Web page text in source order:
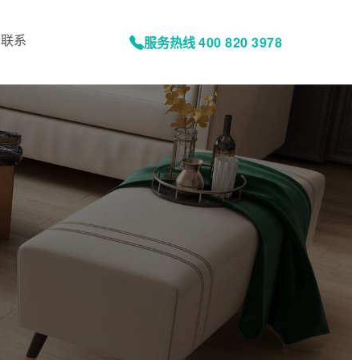
联系 服务热线400 820 3978